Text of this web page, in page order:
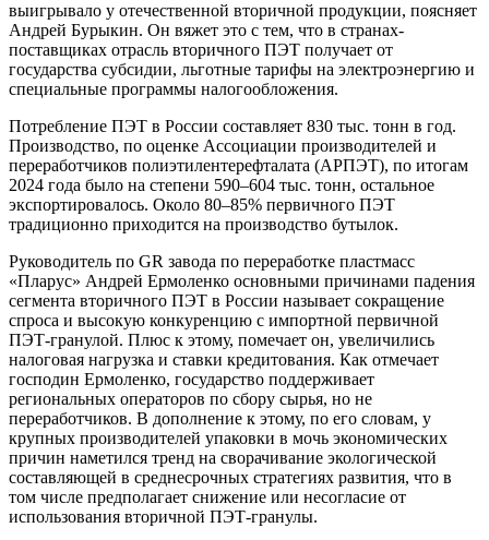
выигрывало у отечественной вторичной продукции, поясняет
Андрей Бурыкин. Он вяжет это с тем, что в странах-
поставщиках отрасль вторичного ПЭТ получает от
государства субсидии, льготные тарифы на электроэнергию и
специальные программы налогообложения.
Потребление ПЭТ в России составляет 830 тыс. тонн в год.
Производство, по оценке Ассоциации производителей и
переработчиков полиэтилентерефталата (АРПЭТ), по итогам
2024 года было на степени 590–604 тыс. тонн, остальное
экспортировалось. Около 80–85% первичного ПЭТ
традиционно приходится на производство бутылок.
Руководитель по GR завода по переработке пластмасс
«Пларус» Андрей Ермоленко основными причинами падения
сегмента вторичного ПЭТ в России называет сокращение
спроса и высокую конкуренцию с импортной первичной
ПЭТ-гранулой. Плюс к этому, помечает он, увеличились
налоговая нагрузка и ставки кредитования. Как отмечает
господин Ермоленко, государство поддерживает
региональных операторов по сбору сырья, но не
переработчиков. В дополнение к этому, по его словам, у
крупных производителей упаковки в мочь экономических
причин наметился тренд на сворачивание экологической
составляющей в среднесрочных стратегиях развития, что в
том числе предполагает снижение или несогласие от
использования вторичной ПЭТ-гранулы.